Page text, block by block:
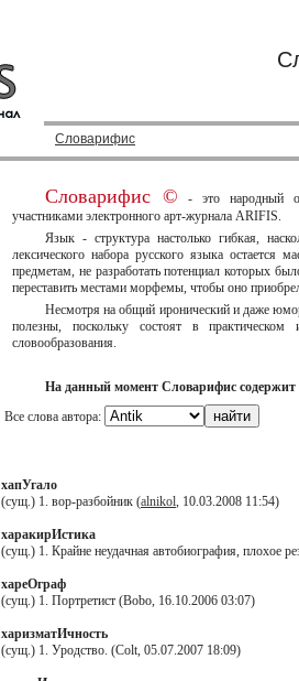
Словарифис
Словарифис © - это народный
участниками электронного арт-журнала ARIFIS.
Язык - структура настолько гибкая,
лексического набора русского языка
предметам, не разработать потенциал которых
переставить местами морфемы, чтобы оно
Несмотря на общий иронический и даже
полезны, поскольку состоят в
словообразования.
На данный момент Словарифис содержит
Все слова автора:
хапУгало
(сущ.) 1. вор-разбойник (alnikol, 10.03.2008 11:54)
харакирИстика
(сущ.) 1. Крайне неудачная автобиография, плохое
хареОграф
(сущ.) 1. Портретист (Bobo, 16.10.2006 03:07)
харизматИчность
(сущ.) 1. Уродство. (Colt, 05.07.2007 18:09)